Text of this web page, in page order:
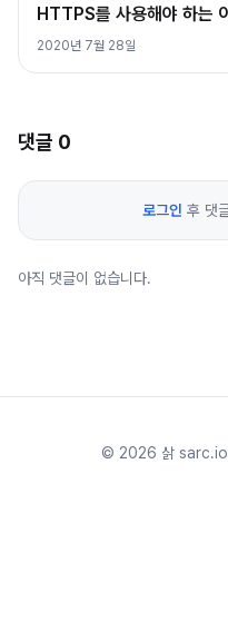
HTTPS를 사용해야 하는
2020년 7월 28일
댓글 0
로그인 후 댓
아직 댓글이 없습니다.
© 2026 삵 sarc.io